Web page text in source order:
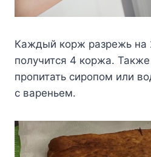
Каждый корж разрежь на
получится 4 коржа.
пропитать сиропом или
с вареньем.